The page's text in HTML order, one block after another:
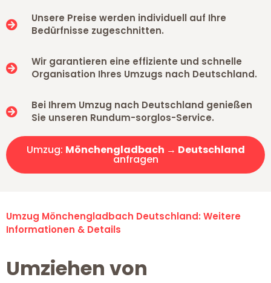
Unsere Preise werden individuell auf Ihre
Bedürfnisse zugeschnitten.
Wir garantieren eine effiziente und schnelle
Organisation Ihres Umzugs nach Deutschland.
Bei Ihrem Umzug nach Deutschland genießen
Sie unseren Rundum-sorglos-Service.
Umzug: Mönchengladbach → Deutschland
anfragen
Umzug Mönchengladbach Deutschland: Weitere
Informationen & Details
Umziehen von